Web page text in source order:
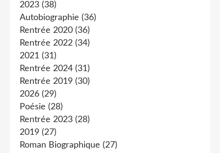
2023 (38)
Autobiographie (36)
Rentrée 2020 (36)
Rentrée 2022 (34)
2021 (31)
Rentrée 2024 (31)
Rentrée 2019 (30)
2026 (29)
Poésie (28)
Rentrée 2023 (28)
2019 (27)
Roman Biographique (27)